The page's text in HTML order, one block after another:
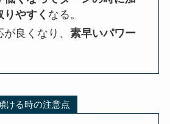
やすく なる。
が良くなり、素早いパワー
ける時の注意点